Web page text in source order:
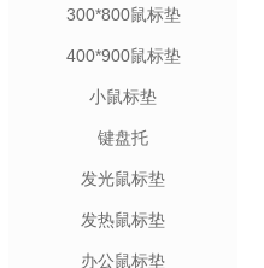
300*800鼠标垫
400*900鼠标垫
小鼠标垫
键盘托
发光鼠标垫
发热鼠标垫
办公鼠标垫